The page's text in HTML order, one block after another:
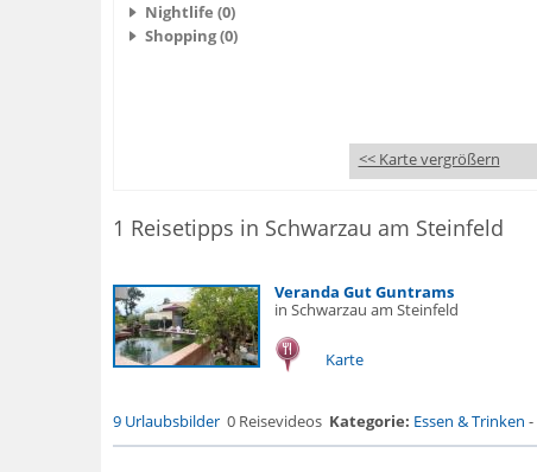
Nightlife (0)
Shopping (0)
<< Karte vergrößern
1 Reisetipps in Schwarzau am Steinfeld
Veranda Gut Guntrams
in Schwarzau am Steinfeld
Karte
9 Urlaubsbilder 0 Reisevideos Kategorie: Essen & Trinken -